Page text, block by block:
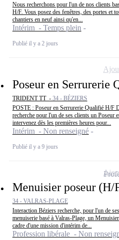
Nous recherchons pour l'un de nos clients
H/F. Vous posez des fenêtres, des portes et
chantiers en neuf ainsi qu'en...
Intérim - Temps plein
Publié il y a 2 jours
Poseur en Serrurerie
TRIDENT TT - 34 - BÉZIERS
POSTE : Poseur en Serrurerie Qualifié H/F
recherche pour l'un de ses clients un Poseur
intervenez dès les premières heures pour...
Intérim - Non renseigné
Publié il y a 9 jours
Menuisier poseur (H/
34 - VALRAS-PLAGE
Interaction Béziers recherche, pour l'un de
menuiserie basé à Valras-Plage, un
cadre d'une mission d'intérim de...
Profession libérale - Non